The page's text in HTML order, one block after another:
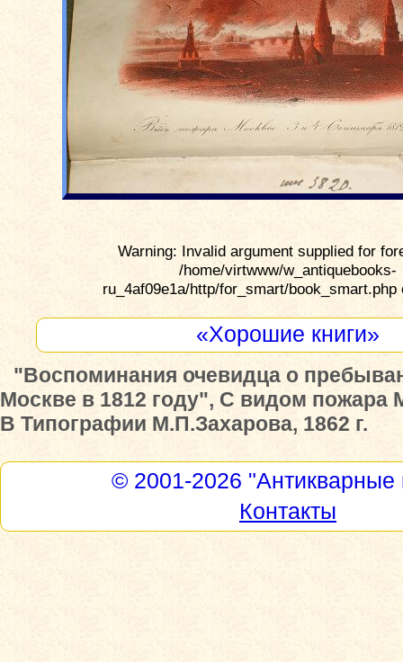
Warning: Invalid argument supplied for
/home/virtwww/w_antiquebooks-
ru_4af09e1a/http/for_smart/book_smart.php
«Хорошие книги»
"Воспоминания очевидца о
Москве в 1812 году", С видом пожара
В Типографии М.П.Захарова, 1862 г.
© 2001-2026 "Антикварные
Контакты